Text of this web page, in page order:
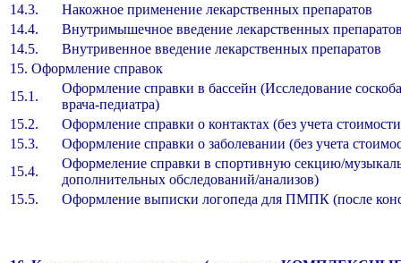
14.3.
Накожное применение лекарственных
14.4.
Внутримышечное введение лекарственных
14.5.
Внутривенное введение лекарственных
15. Оформление справок
15.1.
Оформление справки в бассейн (Исследование
врача-педиатра)
15.2.
Оформление справки о контактах (без учета
15.3.
Оформление справки о заболевании (без учета
15.4.
Оформеление справки в спортивную секцию/
дополнительных обследований/анализов)
15.5.
Оформление выписки логопеда для ПМПК (после